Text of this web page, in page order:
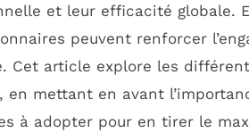
et leur efficacité globale.
peuvent renforcer
Cet article explore les
en mettant en avant
à adopter pour en tirer le